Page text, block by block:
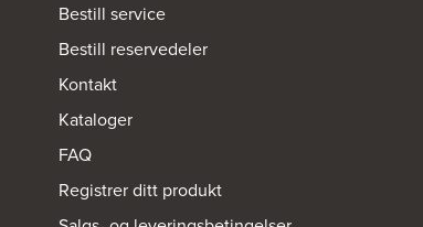
Bestill service
Bestill reservedeler
Kontakt
Kataloger
FAQ
Registrer ditt produkt